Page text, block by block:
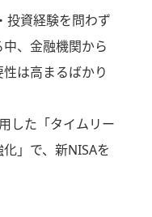
投資経験を問わず
、金融機関から
は高まるばかり
した「タイムリー
」で、新NISAを